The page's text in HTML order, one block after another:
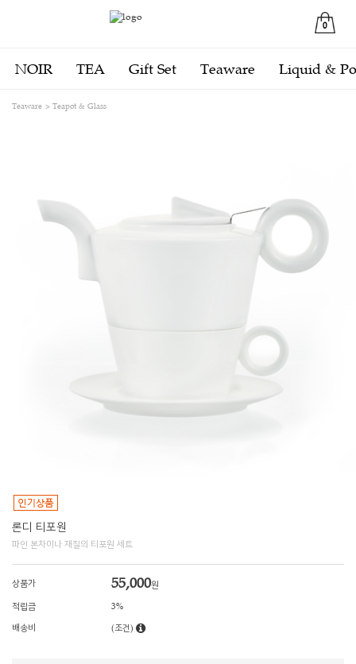
0
NOIR TEA Gift Set Teaware Liquid &
Teaware Teapot & Glass
론디 티포원
파인 본차이나 재질의 티포원 세트
상품가 55,000원
적립금 3%
배송비 (조건)